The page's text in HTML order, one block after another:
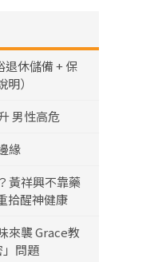
退休儲備 + 保
）
男性高危
緣
黃祥興不靠藥
拾醒神健康
來襲 Grace教
問題